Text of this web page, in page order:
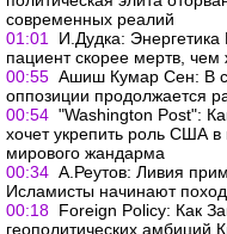
современных реалий
01:01
И.Дудка: Энергетика
пациент скорее мертв, чем
00:55 Ашиш Кумар Сен: В
оппозиции продолжается
00:54 "Washington Post":
хочет укрепить роль США в
мирового жандарма
00:34 А.Реутов: Ливия
Исламисты начинают поход
00:18 Foreign Policy: Как
геополитических амбиций